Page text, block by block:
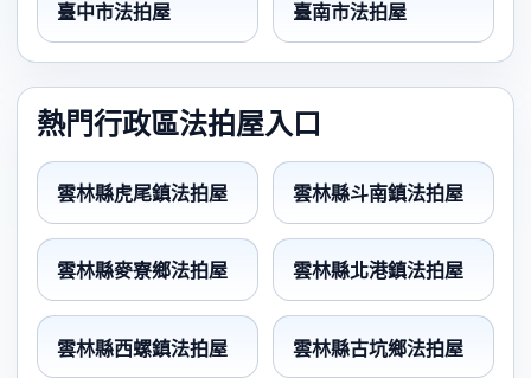
臺中市法拍屋 臺南市法拍屋
熱門行政區法拍屋入口
雲林縣虎尾鎮法拍屋 雲林縣斗南鎮法拍屋
雲林縣麥寮鄉法拍屋 雲林縣北港鎮法拍屋
雲林縣西螺鎮法拍屋 雲林縣古坑鄉法拍屋